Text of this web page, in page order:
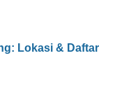
Lokasi & Daftar